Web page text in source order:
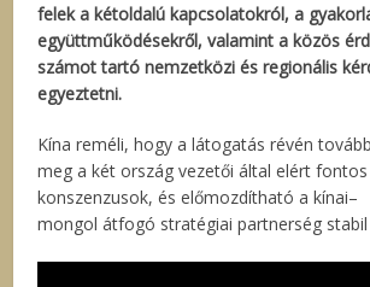
felek a kétoldalú kapcsolatokról, a
együttműködésekről, valamint a közös
számot tartó nemzetközi és regionális
egyeztetni.
Kína reméli, hogy a látogatás révén
meg a két ország vezetői által elért fontos
konszenzusok, és előmozdítható a kínai–
mongol átfogó stratégiai partnerség